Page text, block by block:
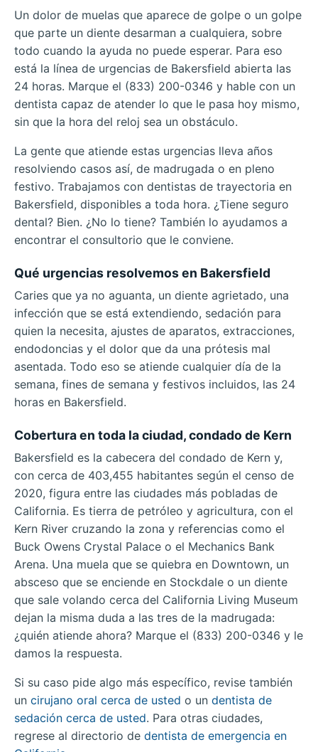
Un dolor de muelas que aparece de golpe o un golpe
que parte un diente desarman a cualquiera, sobre
todo cuando la ayuda no puede esperar. Para eso
está la línea de urgencias de Bakersfield abierta las
24 horas. Marque el (833) 200-0346 y hable con un
dentista capaz de atender lo que le pasa hoy mismo,
sin que la hora del reloj sea un obstáculo.
La gente que atiende estas urgencias lleva años
resolviendo casos así, de madrugada o en pleno
festivo. Trabajamos con dentistas de trayectoria en
Bakersfield, disponibles a toda hora. ¿Tiene seguro
dental? Bien. ¿No lo tiene? También lo ayudamos a
encontrar el consultorio que le conviene.
Qué urgencias resolvemos en Bakersfield
Caries que ya no aguanta, un diente agrietado, una
infección que se está extendiendo, sedación para
quien la necesita, ajustes de aparatos, extracciones,
endodoncias y el dolor que da una prótesis mal
asentada. Todo eso se atiende cualquier día de la
semana, fines de semana y festivos incluidos, las 24
horas en Bakersfield.
Cobertura en toda la ciudad, condado de Kern
Bakersfield es la cabecera del condado de Kern y,
con cerca de 403,455 habitantes según el censo de
2020, figura entre las ciudades más pobladas de
California. Es tierra de petróleo y agricultura, con el
Kern River cruzando la zona y referencias como el
Buck Owens Crystal Palace o el Mechanics Bank
Arena. Una muela que se quiebra en Downtown, un
absceso que se enciende en Stockdale o un diente
que sale volando cerca del California Living Museum
dejan la misma duda a las tres de la madrugada:
¿quién atiende ahora? Marque el (833) 200-0346 y le
damos la respuesta.
Si su caso pide algo más específico, revise también
un cirujano oral cerca de usted o un dentista de
sedación cerca de usted. Para otras ciudades,
regrese al directorio de dentista de emergencia en